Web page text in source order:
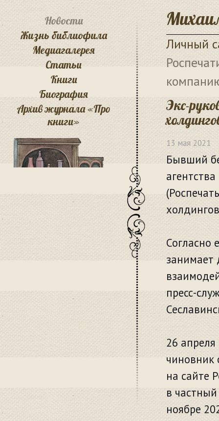
Личный
Экс-
13 мая 2021
Бывший
Согласно
занимает
пресс-
26
чиновник
на сайте
в
ноябре
Новости
Жизнь библиофила
Медиагалерея
Статьи
Книги
Биография
Архив журнала «Про
книги»